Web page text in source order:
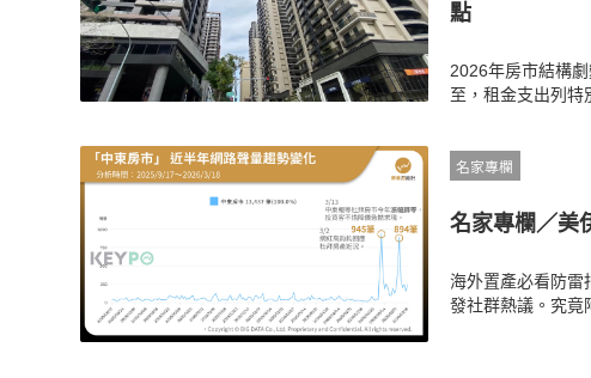
點
2026年房市結構
至，租金支出列特
名家專欄
名家專欄／美
海外置產必看防雷
發社群熱議。究竟